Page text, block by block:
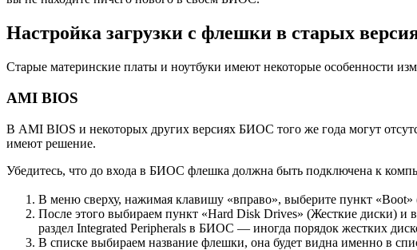
Настройка загрузки с флешки в старых
Старые материнские платы и ноутбуки имеют некоторые особенности
AMI BIOS
В AMI BIOS и некоторых других версиях БИОС того же года могут
имеют решение.
Убедитесь, что до входа в БИОС флешка должна быть подключена к
В меню сверху, нажимая клавишу «вправо», выберите пункт «Boot»
После этого выбираем пункт «Hard Disk Drives» (Жесткие диски)
раздел Integrated Peripherals в БИОС — иногда порядок жестких
В списке выбираем название флешки, она будет видна именно в